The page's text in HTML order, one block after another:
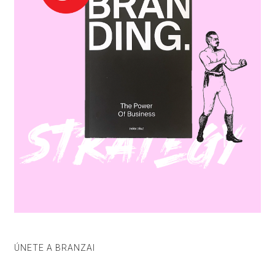
ÚNETE A BRANZAI